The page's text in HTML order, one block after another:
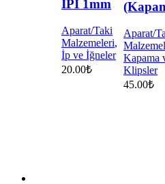
İPİ 1mm
Aparat/Taki
Malzemeleri,
İp ve İğneler
20.00₺
Aparat/
Kapama
Klipsler
45.00₺